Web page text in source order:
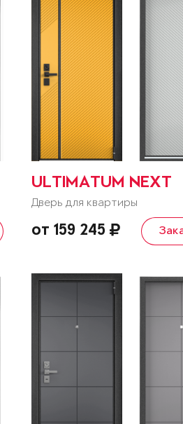
ULTIMATUM NEXT
Дверь для квартиры
от 159 245